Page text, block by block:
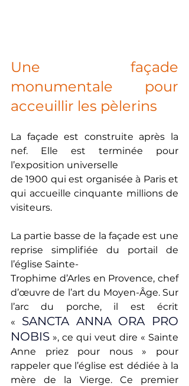
Une façade
monumentale pour
acceuillir les pèlerins
La façade est construite après la
nef. Elle est terminée pour
l’exposition universelle
de 1900 qui est organisée à Paris et
qui accueille cinquante millions de
visiteurs.
La partie basse de la façade est une
reprise simplifiée du portail de
l’église Sainte-
Trophime d’Arles en Provence, chef
d’œuvre de l’art du Moyen-Âge. Sur
l’arc du porche, il est écrit
« SANCTA ANNA ORA PRO
NOBIS », ce qui veut dire « Sainte
Anne priez pour nous » pour
rappeler que l’église est dédiée à la
mère de la Vierge. Ce premier